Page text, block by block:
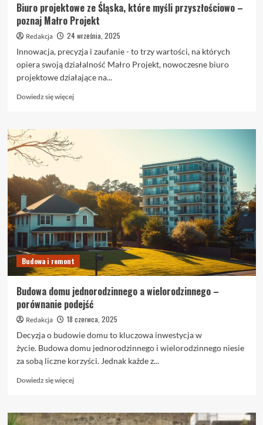
poradzić
Biuro projektowe ze Śląska, które myśli przyszłościowo –
poznaj Małro Projekt
Redakcja
24 września, 2025
Innowacja, precyzja i zaufanie - to trzy wartości, na których
opiera swoją działalność Małro Projekt, nowoczesne biuro
projektowe działające na...
Dowiedz się więcejDowiedz
o
ze
które
myśli
przyszłościowo
–
poznaj
Małro
Projekt
Budowa i remont
Budowa domu jednorodzinnego a wielorodzinnego –
porównanie podejść
Redakcja
18 czerwca, 2025
Decyzja o budowie domu to kluczowa inwestycja w
życie. Budowa domu jednorodzinnego i wielorodzinnego niesie
za sobą liczne korzyści. Jednak każde z...
Dowiedz się więcejDowiedz
o
Budowa